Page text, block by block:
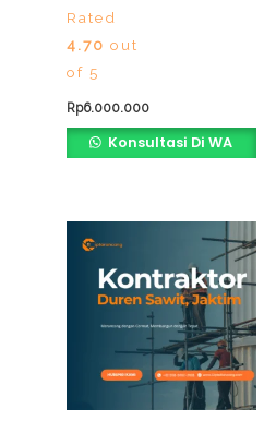
Rated
4.70 out
of 5
Rp6.000.000
Konsultasi Di WA